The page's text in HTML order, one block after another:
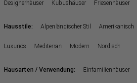
Designerhäuser Kubushäuser Friesenhäuser
Hausstile: Alpenländischer Stil Amerikanisch
Luxuriös Mediterran Modern Nordisch
Hausarten / Verwendung: Einfamilienhäuser